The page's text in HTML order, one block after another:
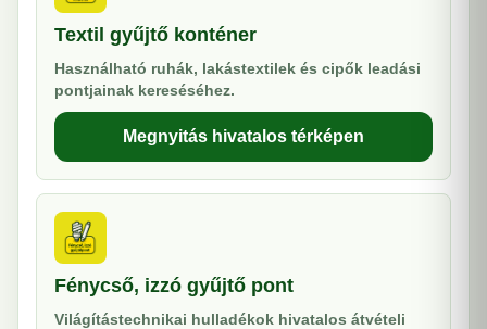
Textil gyűjtő konténer
Használható ruhák, lakástextilek és cipők leadási
pontjainak kereséséhez.
Megnyitás hivatalos térképen
Fénycső, izzó gyűjtő pont
Világítástechnikai hulladékok hivatalos átvételi